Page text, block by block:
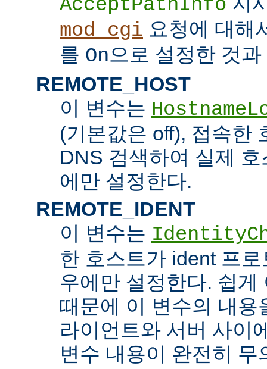
AcceptPathInfo
mod_cgi 요청에 대해
를 On으로 설정한 것과
REMOTE_HOST
이 변수는
(기본값은 off), 접속한
DNS 검색하여 실제
에만 설정한다.
REMOTE_IDENT
이 변수는
한 호스트가 ident 프
우에만 설정한다. 쉽게
때문에 이 변수의 내용
라이언트와 서버 사이
변수 내용이 완전히